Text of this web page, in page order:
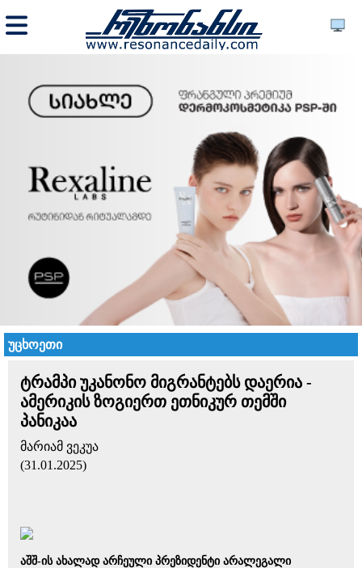
უცხოეთი
ტრამპი უკანონო მიგრანტებს დაერია -
ამერიკის ზოგიერთ ეთნიკურ თემში
პანიკაა
მარიამ ვეკუა
(31.01.2025)
აშშ-ის ახალად არჩეული პრეზიდენტი არალეგალი